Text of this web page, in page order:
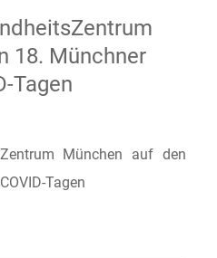
18. Münchner
Tagen
München auf den
Tagen